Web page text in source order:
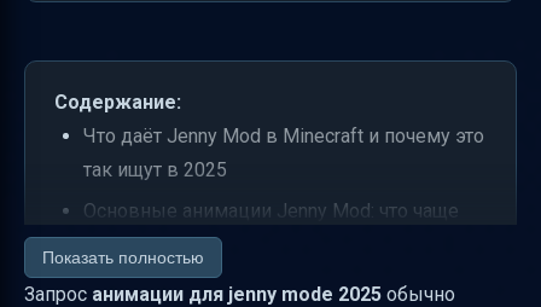
Содержание:
Что даёт Jenny Mod в Minecraft и почему это
так ищут в 2025
Основные анимации Jenny Mod: что чаще
всего встречается
Как установить Jenny Mod Animations в
Показать полностью
Запрос анимации для jenny mode 2025 обычно